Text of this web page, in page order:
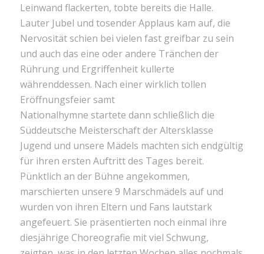
Leinwand flackerten, tobte bereits die Halle.
Lauter Jubel und tosender Applaus kam auf, die
Nervosität schien bei vielen fast greifbar zu sein
und auch das eine oder andere Tränchen der
Rührung und Ergriffenheit kullerte
währenddessen. Nach einer wirklich tollen
Eröffnungsfeier samt
Nationalhymne startete dann schließlich die
Süddeutsche Meisterschaft der Altersklasse
Jugend und unsere Mädels machten sich endgültig
für ihren ersten Auftritt des Tages bereit.
Pünktlich an der Bühne angekommen,
marschierten unsere 9 Marschmädels auf und
wurden von ihren Eltern und Fans lautstark
angefeuert. Sie präsentierten noch einmal ihre
diesjährige Choreografie mit viel Schwung,